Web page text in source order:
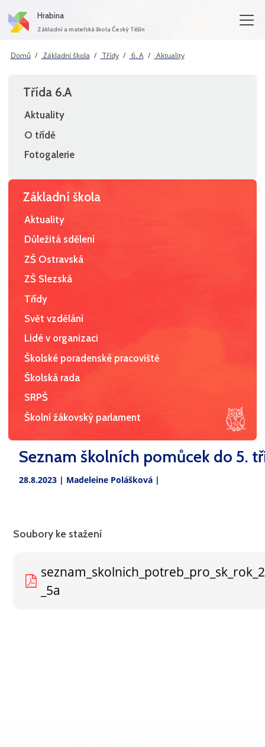
Hrabina
Základní a mateřská škola Český Těšín
Domů Základní škola Třídy 6. A Aktuality
Třída 6.A
Aktuality
O třídě
Fotogalerie
Základní škola
Aktuality
Důležitá sdělení
ZŠ Ostravská
ZŠ Slezská
Třídy
Svět vzdělání
Lidé v organizaci
Školské poradenské pracoviště
Školská rada
SRPŠ
Školní žákovský parlament
Seznam školních pomůcek do 5.
28.8.2023 | Madeleine Polášková |
Soubory ke stažení
_5a